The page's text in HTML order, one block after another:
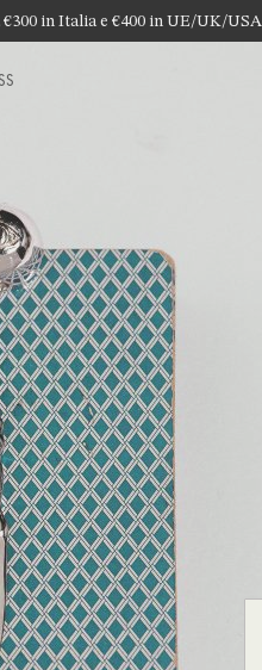
in Italia e €400 in UE/UK/USA